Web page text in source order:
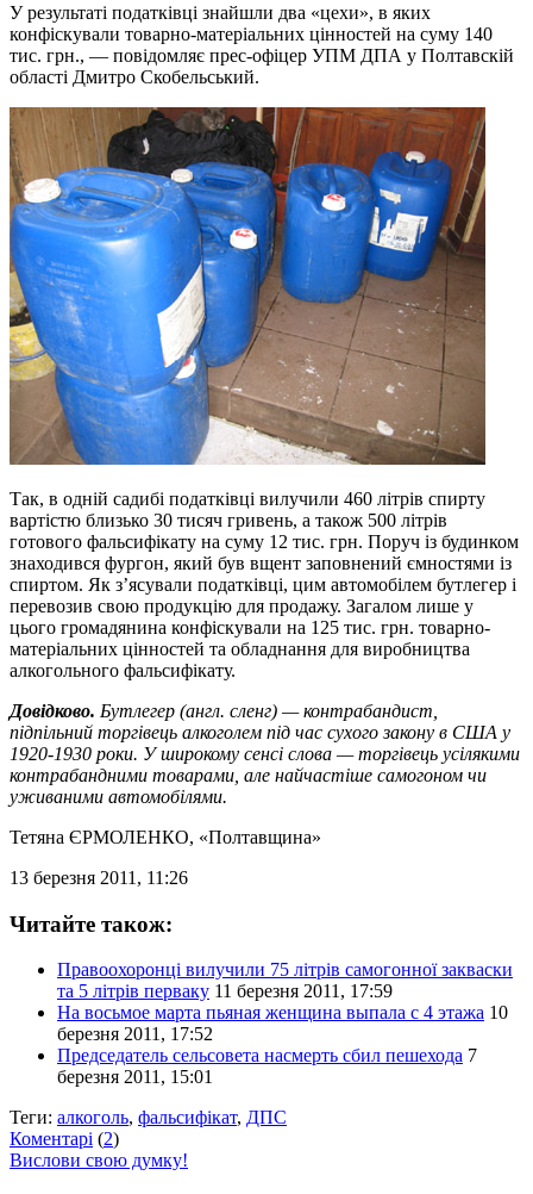
У результаті податківці знайшли два «цехи», в яких
конфіскували товарно-матеріальних цінностей на суму 140
тис. грн., — повідомляє прес-офіцер УПМ ДПА у Полтавскій
області Дмитро Скобельський.
Так, в одній садибі податківці вилучили 460 літрів спирту
вартістю близько 30 тисяч гривень, а також 500 літрів
готового фальсифікату на суму 12 тис. грн. Поруч із будинком
знаходився фургон, який був вщент заповнений ємностями із
спиртом. Як з’ясували податківці, цим автомобілем бутлегер і
перевозив свою продукцію для продажу. Загалом лише у
цього громадянина конфіскували на 125 тис. грн. товарно-
матеріальних цінностей та обладнання для виробництва
алкогольного фальсифікату.
Довідково. Бутлегер (англ. сленг) — контрабандист,
підпільний торгівець алкоголем під час сухого закону в США у
1920-1930 роки. У широкому сенсі слова — торгівець усілякими
контрабандними товарами, але найчастіше самогоном чи
уживаними автомобілями.
Тетяна ЄРМОЛЕНКО, «Полтавщина»
13 березня 2011, 11:26
Читайте також:
Правоохоронці вилучили 75 літрів самогонної закваски
та 5 літрів перваку 11 березня 2011, 17:59
На восьмое марта пьяная женщина выпала с 4 этажа 10
березня 2011, 17:52
Председатель сельсовета насмерть сбил пешехода 7
березня 2011, 15:01
Теги: алкоголь, фальсифікат, ДПС
Коментарі (2)
Вислови свою думку!